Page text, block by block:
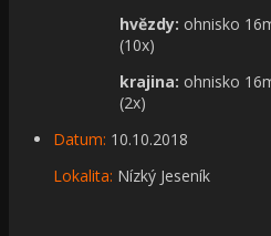
hvězdy: ohnisko
(10x)
krajina: ohnisko
(2x)
Datum: 10.10.2018
Lokalita: Nízký Jeseník